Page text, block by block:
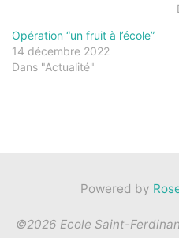
Opération “un fruit à l’école”
14 décembre 2022
Dans "Actualité"
Powered by
©2026 Ecole Saint-